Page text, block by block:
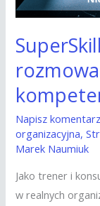
Napisz komentarz
organizacyjna,
Marek Naumiuk
Jako trener i
w realnych
kompetencją
strategiczną